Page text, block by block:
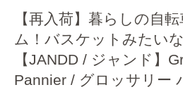
【再入荷】暮らしの自
ム！バスケットみたい
【JANDD / ジャンド】
Pannier / グロッサリー